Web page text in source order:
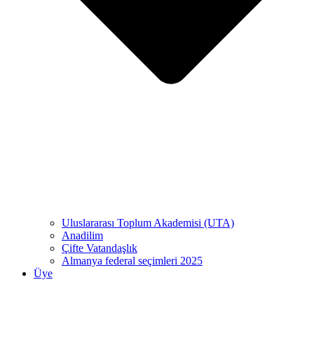
Uluslararası Toplum Akademisi (UTA)
Anadilim
Çifte Vatandaşlık
Almanya federal seçimleri 2025
Üye